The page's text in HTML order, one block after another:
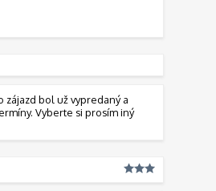
zájazd bol už vypredaný a
Vyberte si prosím iný